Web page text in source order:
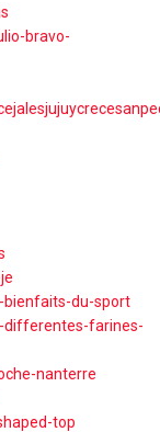
bravo-
bienfaits-du-sport
differentes-farines-
nanterre
top